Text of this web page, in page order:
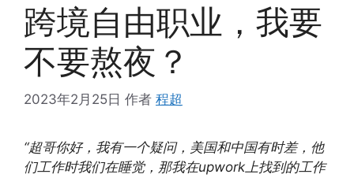
跨境自由职业，我要
不要熬夜？
2023年2月25日 作者 程超
“超哥你好，我有一个疑问，美国和中国有时差，他
们工作时我们在睡觉，那我在upwork上找到的工作